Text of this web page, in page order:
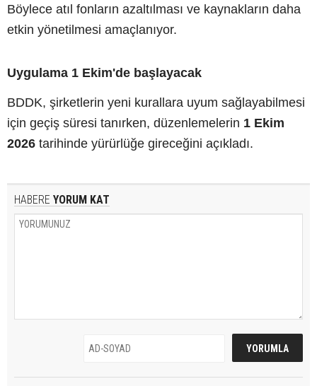
Böylece atıl fonların azaltılması ve kaynakların daha
etkin yönetilmesi amaçlanıyor.
Uygulama 1 Ekim'de başlayacak
BDDK, şirketlerin yeni kurallara uyum sağlayabilmesi
için geçiş süresi tanırken, düzenlemelerin 1 Ekim
2026 tarihinde yürürlüğe gireceğini açıkladı.
HABERE YORUM KAT